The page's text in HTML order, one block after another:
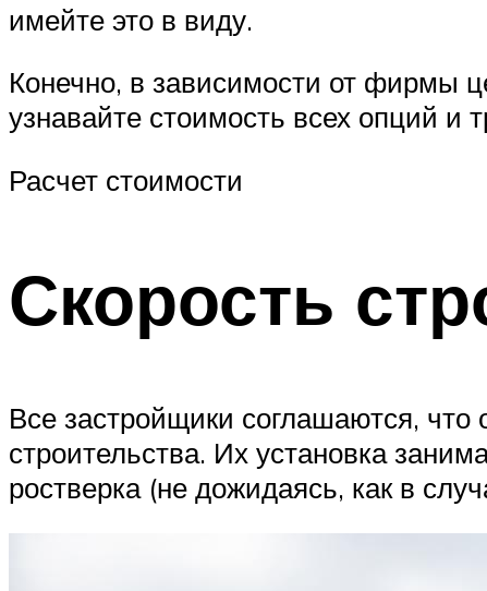
имейте это в виду.
Конечно, в зависимости от фирмы
узнавайте стоимость всех опций и
Расчет стоимости
Скорость
Все застройщики соглашаются,
строительства. Их установка
ростверка (не дожидаясь, как в